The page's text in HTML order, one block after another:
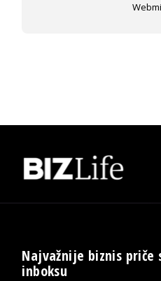
Najvažnije biznis priče
inboksu